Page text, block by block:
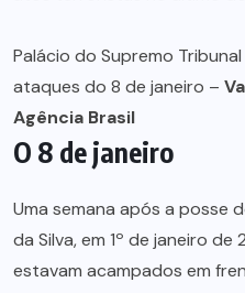
Palácio do Supremo
ataques do 8 de janeiro –
Agência Brasil
O 8 de janeiro
Uma semana após a posse
da Silva, em 1º de janeiro
estavam acampados em